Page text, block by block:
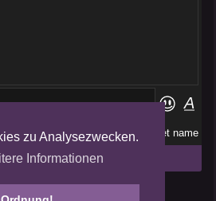
zu Analysezwecken.
Informationen
uns auf